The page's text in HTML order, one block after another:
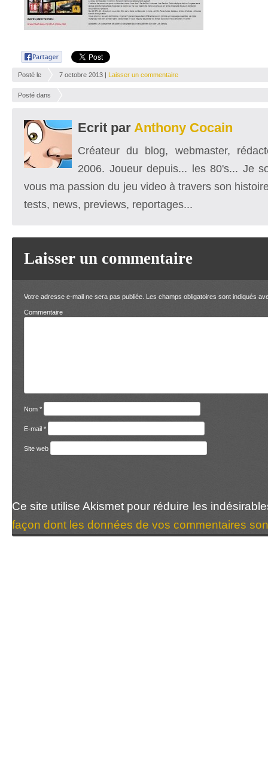
Posté le 7 octobre 2013 | Laisser un commentaire
Posté dans
Ecrit par Anthony Cocain
Créateur du blog, webmaster,
2006. Joueur depuis... les 80's... Je
vous ma passion du jeu video à travers son
tests, news, previews, reportages...
Laisser un commentaire
Votre adresse e-mail ne sera pas publiée. Les champs obligatoires sont indiqués
Nom *
E-mail *
Site web
Ce site utilise Akismet pour réduire les
façon dont les données de vos commentaires